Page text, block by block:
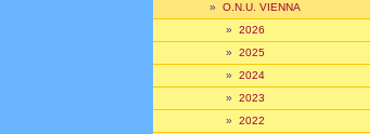
» O.N.U. VIENNA
» 2026
» 2025
» 2024
» 2023
» 2022